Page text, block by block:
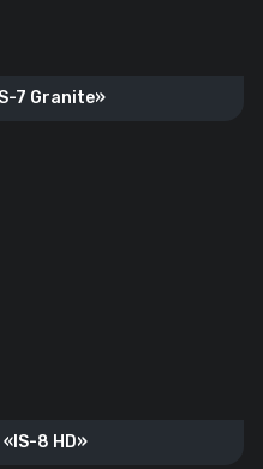
7 Granite»
8 HD»